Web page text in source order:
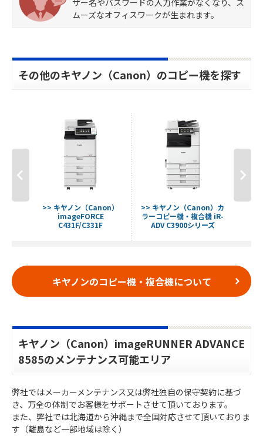
ザー名やパスワードの入力作業がなくなり、ス
ムーズなオフィスワークが生まれます。
その他のキヤノン（Canon）のコピー機を探す
>> キヤノン（Canon）
imageFORCE
C431F/C331F
>> キヤノン（Canon）カ
ラーコピー機・複合機 iR-
ADV C3900シリーズ
キヤノンのコピー機・複合機について
キヤノン（Canon）imageRUNNER ADVANCE
8585のメンテナンス可能エリア
弊社ではメーカーメンテナンス又は弊社独自の保守契約に基づ
き、万全の体制でお客様をサポートさせて頂いております。
また、弊社では北海道から沖縄まで全国対応させて頂いておりま
す（離島など一部地域は除く）